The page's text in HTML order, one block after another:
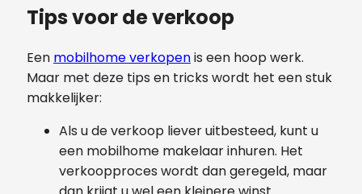
Tips voor de verkoop
Een mobilhome verkopenis een hoop werk.
Maar met deze tips en tricks wordt het een stuk
makkelijker:
Als u de verkoop liever uitbesteed, kunt u
een mobilhome makelaar inhuren. Het
verkoopproces wordt dan geregeld, maar